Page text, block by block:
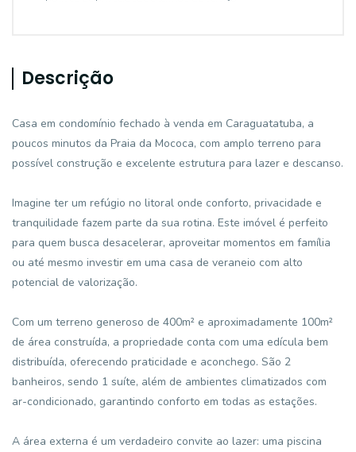
Descrição
Casa em condomínio fechado à venda em Caraguatatuba, a
poucos minutos da Praia da Mococa, com amplo terreno para
possível construção e excelente estrutura para lazer e descanso.
Imagine ter um refúgio no litoral onde conforto, privacidade e
tranquilidade fazem parte da sua rotina. Este imóvel é perfeito
para quem busca desacelerar, aproveitar momentos em família
ou até mesmo investir em uma casa de veraneio com alto
potencial de valorização.
Com um terreno generoso de 400m² e aproximadamente 100m²
de área construída, a propriedade conta com uma edícula bem
distribuída, oferecendo praticidade e aconchego. São 2
banheiros, sendo 1 suíte, além de ambientes climatizados com
ar-condicionado, garantindo conforto em todas as estações.
A área externa é um verdadeiro convite ao lazer: uma piscina